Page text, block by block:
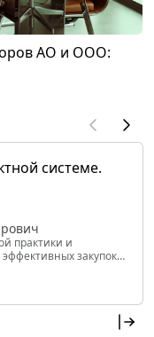
АО и ООО:
системе.
практики и
закупок